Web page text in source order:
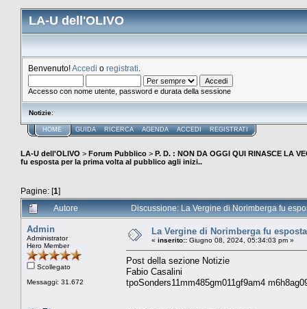
LA-U dell'OLIVO
Benvenuto!Accedi o registrati
Accesso con nome utente, password e durata della sessione
Notizie:
HOME GUIDA RICERCA AGENDA ACCEDI REGISTRATI
LA-U dell'OLIVO > Forum Pubblico > P. D. : NON DA OGGI QUI RINASCE LA
fu esposta per la prima volta al pubblico agli inizi..
Pagine: [1]
Autore
Discussione: La Vergine di Norimberga fu
Admin
Administrator
Hero Member
Scollegato
Messaggi: 31.672
La Vergine di Norimberga fu
« inserito:: Giugno 08, 2024, 05:34:03 pm »
Post della sezione Notizie
Fabio Casalini
tpoSonders11mm485gm011gf9am4